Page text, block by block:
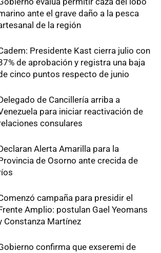
ante el grave daño a la pesca
de la región
Presidente Kast cierra julio con
de aprobación y registra una baja
cinco puntos respecto de junio
de Cancillería arriba a
para iniciar reactivación de
consulares
Alerta Amarilla para la
de Osorno ante crecida de
campaña para presidir el
Amplio: postulan Gael Yeomans
Constanza Martínez
confirma que exseremi de